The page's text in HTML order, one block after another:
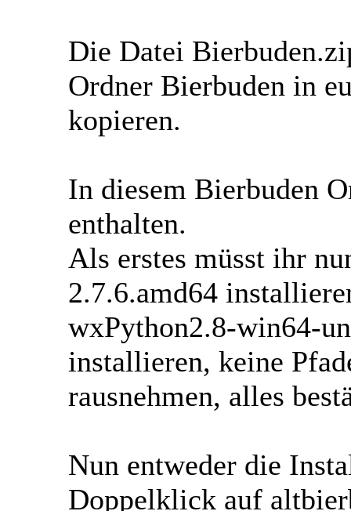
Die Datei
Ordner Bierbuden in
kopieren.
In diesem Bierbuden
enthalten.
Als erstes müsst ihr
2.7.6.amd64
wxPython2.8-win64-
installieren, keine
rausnehmen, alles
Nun entweder die
Doppelklick auf